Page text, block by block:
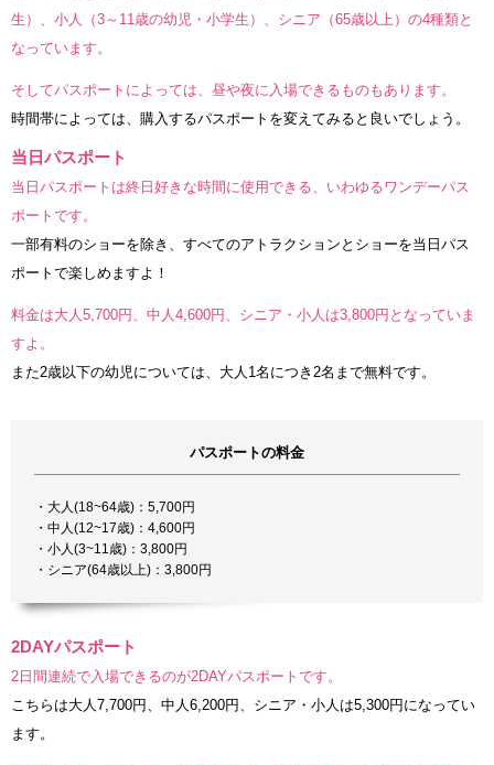
生）、小人（3～11歳の幼児・小学生）、シニア（65歳以上）の4種類と
なっています。
そしてパスポートによっては、昼や夜に入場できるものもあります。
時間帯によっては、購入するパスポートを変えてみると良いでしょう。
当日パスポート
当日パスポートは終日好きな時間に使用できる、いわゆるワンデーパス
ポートです。
一部有料のショーを除き、すべてのアトラクションとショーを当日パス
ポートで楽しめますよ！
料金は大人5,700円、中人4,600円、シニア・小人は3,800円となっていま
すよ。
また2歳以下の幼児については、大人1名につき2名まで無料です。
パスポートの料金
・大人(18~64歳)：5,700円
・中人(12~17歳)：4,600円
・小人(3~11歳)：3,800円
・シニア(64歳以上)：3,800円
2DAYパスポート
2日間連続で入場できるのが2DAYパスポートです。
こちらは大人7,700円、中人6,200円、シニア・小人は5,300円になってい
ます。